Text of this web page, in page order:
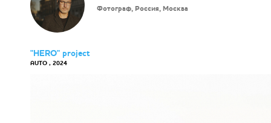
Фотограф, Россия, Москва
"HERO" project
AUTO , 2024